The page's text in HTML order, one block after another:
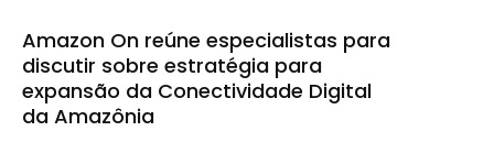
Amazon On reúne especialistas para
discutir sobre estratégia para
expansão da Conectividade Digital
da Amazônia